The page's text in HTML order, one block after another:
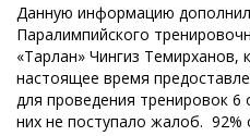
Данную информацию
Паралимпийского
«Тарлан» Чингиз
настоящее время
для проведения тренировок 6
них не поступало жалоб.